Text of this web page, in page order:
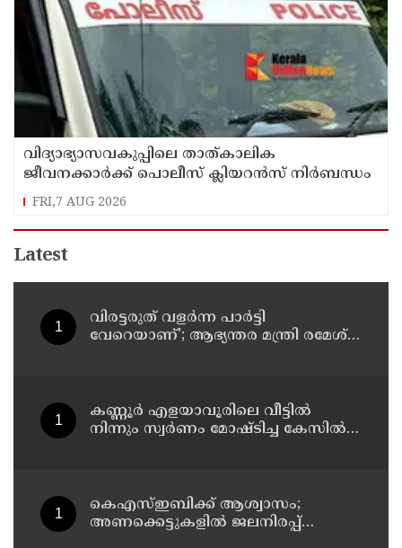
വിദ്യാഭ്യാസവകുപ്പിലെ താത്കാലിക
ജീവനക്കാര്‍ക്ക് പൊലീസ് ക്ലിയറന്‍സ് നിര്‍ബന്ധം
FRI,7 AUG 2026
Latest
വിരട്ടരുത് വളര്‍ന്ന പാര്‍ട്ടി
വേറെയാണ്'; ആഭ്യന്തര മന്ത്രി രമേശ്
കണ്ണൂർ എളയാവൂരിലെ വീട്ടിൽ
നിന്നും സ്വർണം മോഷ്ടിച്ച കേസിൽ
കെഎസ്ഇബിക്ക് ആശ്വാസം;
അണക്കെട്ടുകളില്‍ ജലനിരപ്പ്